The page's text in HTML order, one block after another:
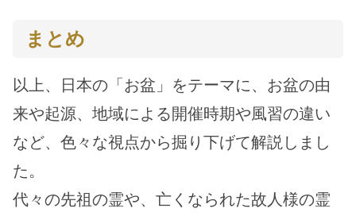
まとめ
以上、日本の「お盆」をテーマに、お盆の由
来や起源、地域による開催時期や風習の違い
など、色々な視点から掘り下げて解説しまし
た。
代々の先祖の霊や、亡くなられた故人様の霊